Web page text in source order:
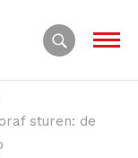
sturen: de